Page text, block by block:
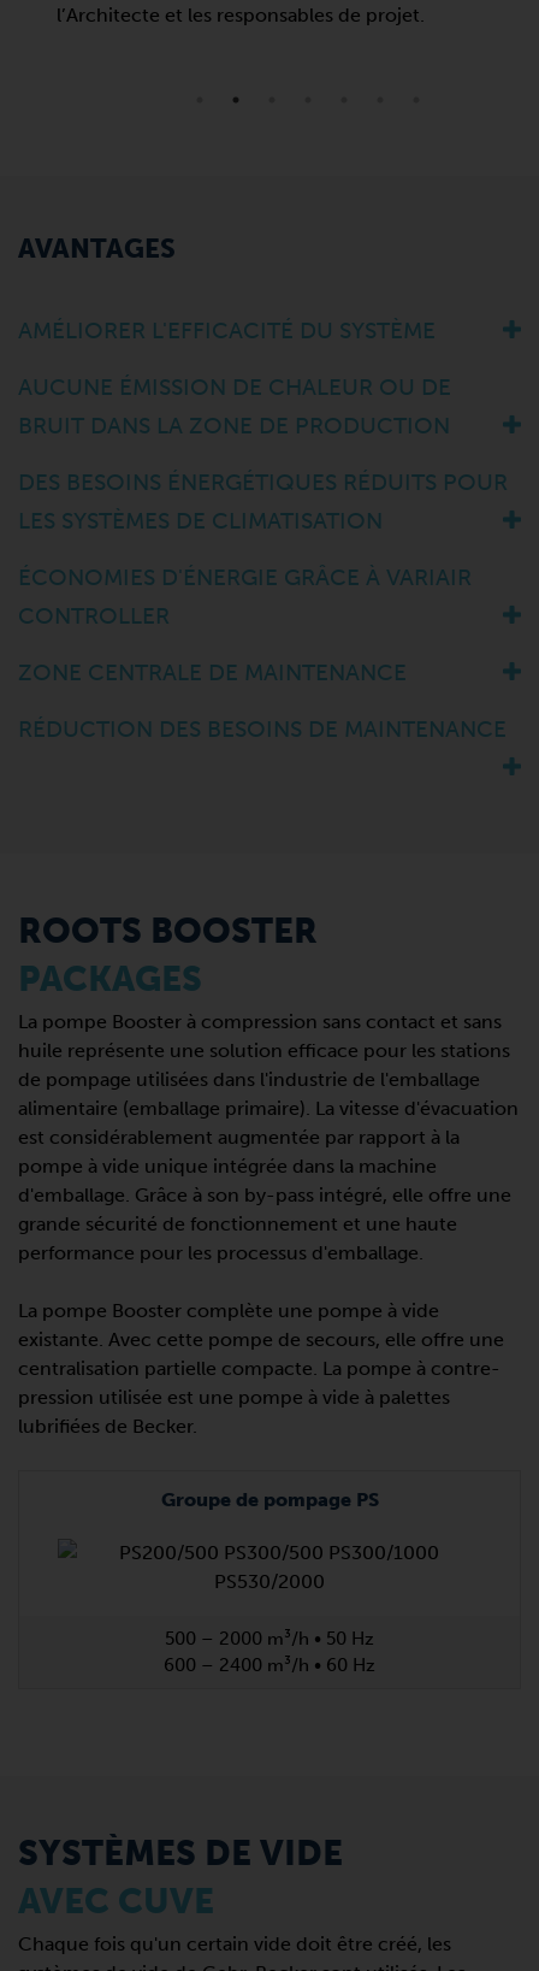
l’Architecte et les responsables de projet.
AVANTAGES
AMÉLIORER L'EFFICACITÉ DU SYSTÈME
AUCUNE ÉMISSION DE CHALEUR OU DE
BRUIT DANS LA ZONE DE PRODUCTION
DES BESOINS ÉNERGÉTIQUES RÉDUITS POUR
LES SYSTÈMES DE CLIMATISATION
ÉCONOMIES D'ÉNERGIE GRÂCE À VARIAIR
CONTROLLER
ZONE CENTRALE DE MAINTENANCE
RÉDUCTION DES BESOINS DE MAINTENANCE
ROOTS BOOSTER
PACKAGES
La pompe Booster à compression sans contact et sans
huile représente une solution efficace pour les stations
de pompage utilisées dans l'industrie de l'emballage
alimentaire (emballage primaire). La vitesse d'évacuation
est considérablement augmentée par rapport à la
pompe à vide unique intégrée dans la machine
d'emballage. Grâce à son by-pass intégré, elle offre une
grande sécurité de fonctionnement et une haute
performance pour les processus d'emballage.
La pompe Booster complète une pompe à vide
existante. Avec cette pompe de secours, elle offre une
centralisation partielle compacte. La pompe à contre-
pression utilisée est une pompe à vide à palettes
lubrifiées de Becker.
Groupe de pompage PS
500 – 2000 m³/h • 50 Hz
600 – 2400 m³/h • 60 Hz
SYSTÈMES DE VIDE
AVEC CUVE
Chaque fois qu'un certain vide doit être créé, les